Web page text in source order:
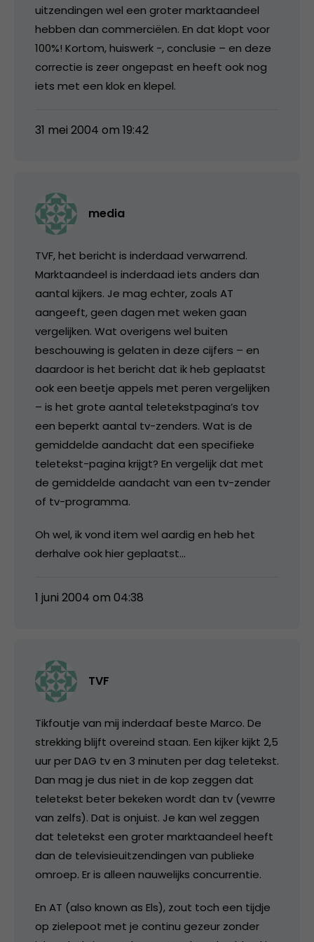
uitzendingen wel een groter marktaandeel
hebben dan commerciëlen. En dat klopt voor
100%! Kortom, huiswerk -, conclusie – en deze
correctie is zeer ongepast en heeft ook nog
iets met een klok en klepel.
31 mei 2004 om 19:42
media
TVF, het bericht is inderdaad verwarrend.
Marktaandeel is inderdaad iets anders dan
aantal kijkers. Je mag echter, zoals AT
aangeeft, geen dagen met weken gaan
vergelijken. Wat overigens wel buiten
beschouwing is gelaten in deze cijfers – en
daardoor is het bericht dat ik heb geplaatst
ook een beetje appels met peren vergelijken
– is het grote aantal teletekstpagina’s tov
een beperkt aantal tv-zenders. Wat is de
gemiddelde aandacht dat een specifieke
teletekst-pagina krijgt? En vergelijk dat met
de gemiddelde aandacht van een tv-zender
of tv-programma.
Oh wel, ik vond item wel aardig en heb het
derhalve ook hier geplaatst…
1 juni 2004 om 04:38
TVF
Tikfoutje van mij inderdaaf beste Marco. De
strekking blijft overeind staan. Een kijker kijkt 2,5
uur per DAG tv en 3 minuten per dag teletekst.
Dan mag je dus niet in de kop zeggen dat
teletekst beter bekeken wordt dan tv (vewrre
van zelfs). Dat is onjuist. Je kan wel zeggen
dat teletekst een groter marktaandeel heeft
dan de televisieuitzendingen van publieke
omroep. Er is alleen nauwelijks concurrentie.
En AT (also known as Els), zout toch een tijdje
op zielepoot met je continu gezeur zonder